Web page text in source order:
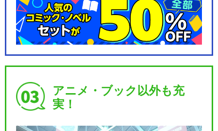
舞台『弱虫ペダル』新インタ
舞台『弱虫ペダル』新インタ
アニメ・ブック以外も充
実！